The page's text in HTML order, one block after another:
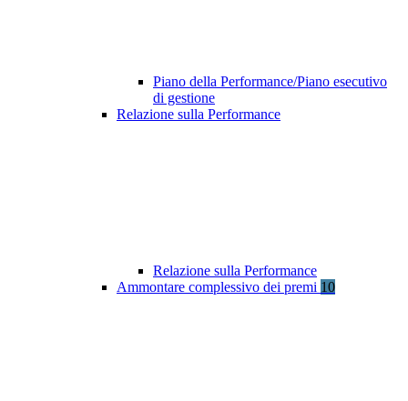
Piano della Performance/Piano esecutivo
di gestione
Relazione sulla Performance
Relazione sulla Performance
Ammontare complessivo dei premi 10